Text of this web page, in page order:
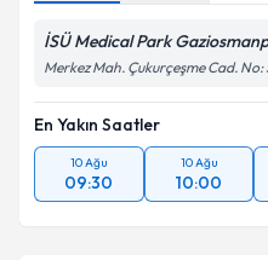
İSÜ Medical Park
Merkez Mah. Çukurçeşme Cad. No:
En Yakın Saatler
10 Ağu
09:30
10 Ağu
10:00